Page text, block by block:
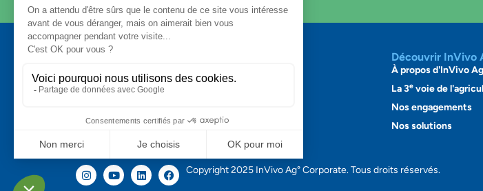
Découvrir InVivo
À propos d'InVivo
La 3evoie de
Nos engagements
Nos solutions
Copyright 2025 InVivo Ag° Corporate. Tous droits réservés.